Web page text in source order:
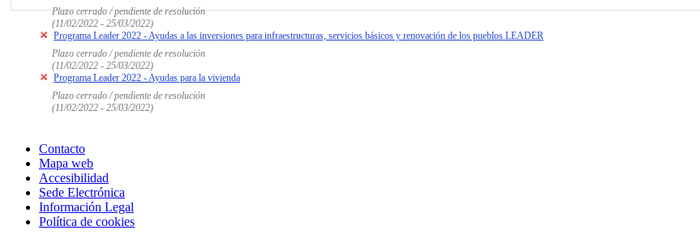
Plazo cerrado / pendiente de resolución
(11/02/2022 - 25/03/2022)
Programa Leader 2022 - Ayudas a las inversiones para infraestructuras, servicios básicos y renovación de los pueblos LEADER
Plazo cerrado / pendiente de resolución
(11/02/2022 - 25/03/2022)
Programa Leader 2022 - Ayudas para la vivienda
Plazo cerrado / pendiente de resolución
(11/02/2022 - 25/03/2022)
Contacto
Mapa web
Accesibilidad
Sede Electrónica
Información Legal
Política de cookies